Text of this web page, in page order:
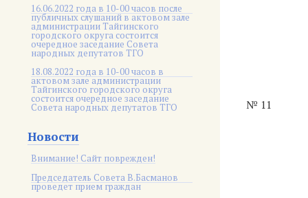
16.06.2022 года в 10-00 часов после
публичных слушаний в актовом зале
администрации Тайгинского
городского округа состоится
очередное заседание Совета
народных депутатов ТГО
18.08.2022 года в 10-00 часов в
актовом зале администрации
Тайгинского городского округа
состоится очередное заседание
Совета народных депутатов ТГО
Новости
Внимание! Сайт поврежден!
Председатель Совета В.Басманов
проведет прием граждан
№ 11